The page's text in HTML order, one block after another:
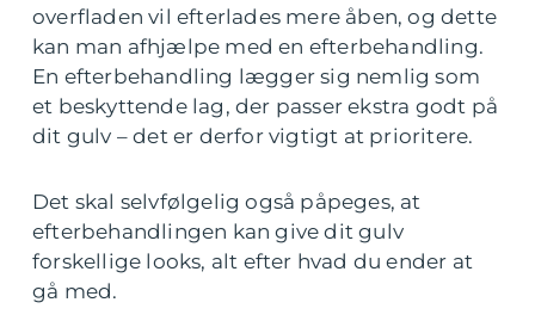
overfladen vil efterlades mere åben, og dette
kan man afhjælpe med en efterbehandling.
En efterbehandling lægger sig nemlig som
et beskyttende lag, der passer ekstra godt på
dit gulv – det er derfor vigtigt at prioritere.
Det skal selvfølgelig også påpeges, at
efterbehandlingen kan give dit gulv
forskellige looks, alt efter hvad du ender at
gå med.